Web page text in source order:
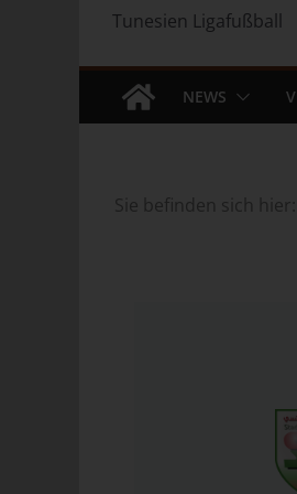
Tunesien Ligafußball
NEWS
Sie befinden sich hier: